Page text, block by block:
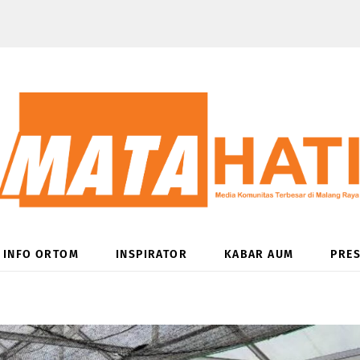
INFO ORTOM INSPIRATOR KABAR AUM